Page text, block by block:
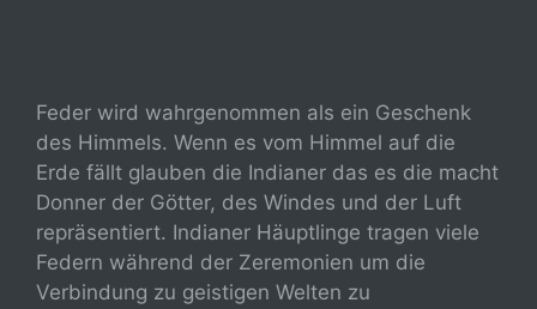
Feder wird wahrgenommen als ein Geschenk
des Himmels. Wenn es vom Himmel auf die
Erde fällt glauben die Indianer das es die macht
Donner der Götter, des Windes und der Luft
repräsentiert. Indianer Häuptlinge tragen viele
Federn während der Zeremonien um die
Verbindung zu geistigen Welten zu